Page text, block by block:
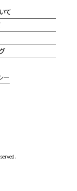
て
ー